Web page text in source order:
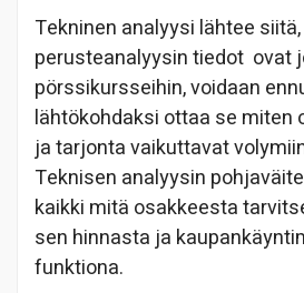
Tekninen analyysi lähtee
perusteanalyysin tiedot ovat
pörssikursseihin, voidaan
lähtökohdaksi ottaa se miten
ja tarjonta vaikuttavat
Teknisen analyysin
kaikki mitä osakkeesta
sen hinnasta ja
funktiona.